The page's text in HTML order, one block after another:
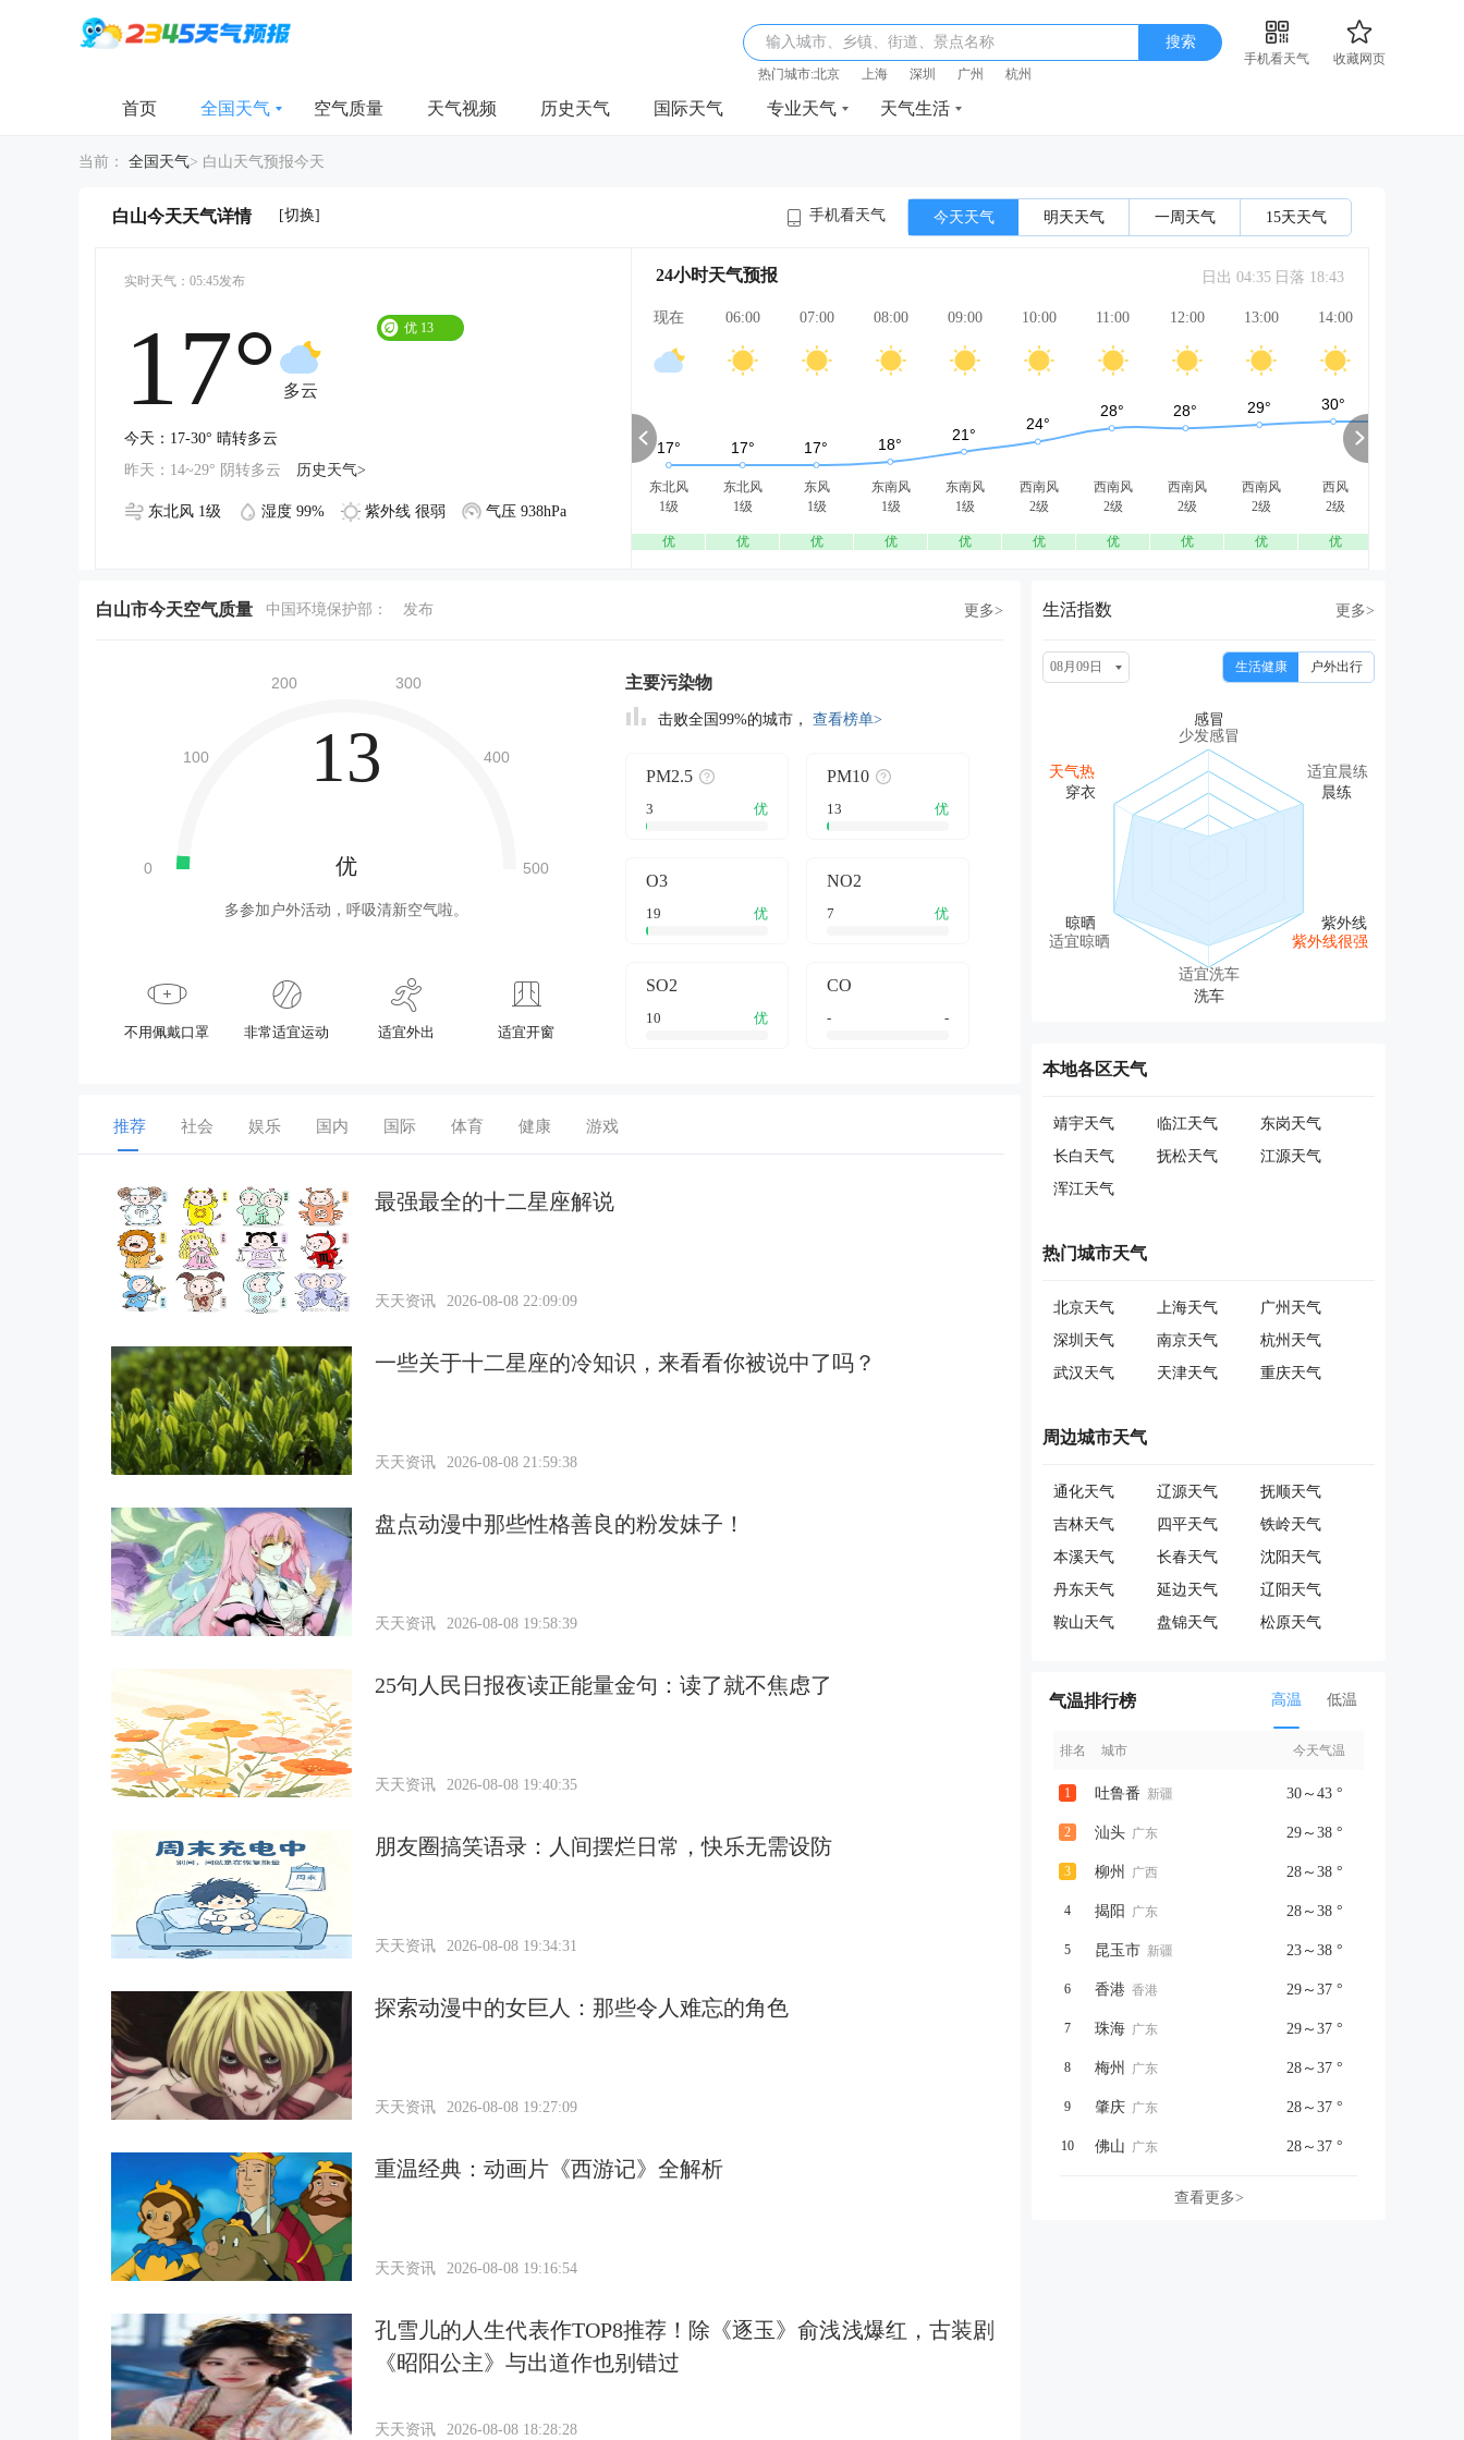
输入城市、乡镇、街道、景点名称 搜索
手机看天气
收藏网页
热门城市:北京 上海 深圳 广州 杭州
首页 全国天气 空气质量 天气视频 历史天气 国际天气 专业天气 天气生活
当前： 全国天气> 白山天气预报今天
白山今天天气详情 [切换] 手机看天气 今天天气 明天天气 一周天气 15天天气
实时天气：05:45发布
17° 多云
优 13
今天：17-30° 晴转多云
昨天：14~29° 阴转多云
历史天气>
东北风 1级 湿度 99% 紫外线 很弱 气压 938hPa
24小时天气预报 日出 04:35 日落 18:43
现在
东北风
1级
优
06:00
东北风
1级
优
07:00
东风
1级
优
08:00
东南风
1级
优
09:00
东南风
1级
优
10:00
西南风
2级
优
11:00
西南风
2级
优
12:00
西南风
2级
优
13:00
西南风
2级
优
14:00
西风
2级
优
白山市今天空气质量 中国环境保护部： 发布 更多>
13
优
多参加户外活动，呼吸清新空气啦。
不用佩戴口罩 非常适宜运动 适宜外出 适宜开窗
主要污染物
击败全国99%的城市， 查看榜单>
PM2.5
3 优
PM10
13 优
O3
19 优
NO2
7 优
SO2
10 优
CO
- -
推荐 社会 娱乐 国内 国际 体育 健康 游戏
最强最全的十二星座解说
天天资讯 2026-08-08 22:09:09
一些关于十二星座的冷知识，来看看你被说中了吗？
天天资讯 2026-08-08 21:59:38
盘点动漫中那些性格善良的粉发妹子！
天天资讯 2026-08-08 19:58:39
25句人民日报夜读正能量金句：读了就不焦虑了
天天资讯 2026-08-08 19:40:35
朋友圈搞笑语录：人间摆烂日常，快乐无需设防
天天资讯 2026-08-08 19:34:31
探索动漫中的女巨人：那些令人难忘的角色
天天资讯 2026-08-08 19:27:09
重温经典：动画片《西游记》全解析
天天资讯 2026-08-08 19:16:54
孔雪儿的人生代表作TOP8推荐！除《逐玉》俞浅浅爆红，古装剧
《昭阳公主》与出道作也别错过
天天资讯 2026-08-08 18:28:28
生活指数 更多>
08月09日 生活健康 户外出行
少发感冒
天气热
适宜晾晒
适宜洗车
紫外线很强
适宜晨练
本地各区天气
靖宇天气 临江天气
东岗天气
长白天气
抚松天气
江源天气
浑江天气
热门城市天气
北京天气 上海天气
广州天气
深圳天气
南京天气
杭州天气
武汉天气
天津天气 重庆天气
周边城市天气
通化天气 辽源天气
抚顺天气
吉林天气
四平天气
铁岭天气
本溪天气
长春天气
沈阳天气
丹东天气
延边天气
辽阳天气
鞍山天气
盘锦天气 松原天气
气温排行榜 高温 低温
排名 城市 今天气温
1 吐鲁番 新疆 30～43 °
2 汕头 广东 29～38 °
3 柳州 广西 28～38 °
4 揭阳 广东 28～38 °
5 昆玉市 新疆 23～38 °
6 香港 香港 29～37 °
7 珠海 广东 29～37 °
8 梅州 广东 28～37 °
9 肇庆 广东 28～37 °
10 佛山 广东 28～37 °
查看更多>